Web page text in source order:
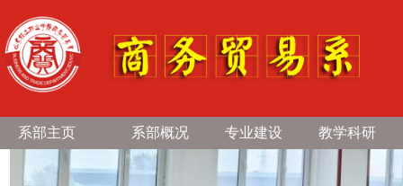
系部主页 系部概况 专业建设 教学科研